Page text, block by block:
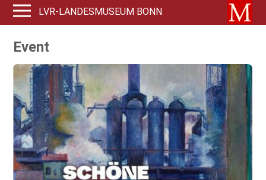
LVR-LANDESMUSEUM BONN
Event